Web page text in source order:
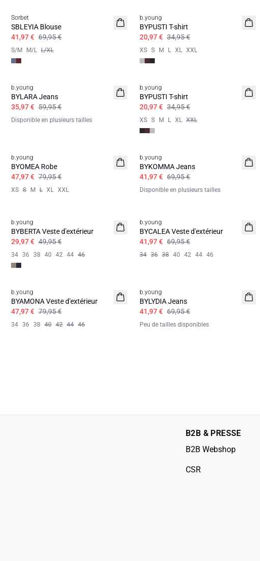
Sorbet
SBLEYIA Blouse
41,97 € 69,95 €
S/M M/L L/XL
b.young
BYPUSTI T-shirt
20,97 € 34,95 €
XS S M L XL XXL
b.young
BYLARA Jeans
35,97 € 59,95 €
Disponible en plusieurs tailles
b.young
BYPUSTI T-shirt
20,97 € 34,95 €
XS S M L XL XXL
b.young
BYOMEA Robe
47,97 € 79,95 €
XS S M L XL XXL
b.young
BYKOMMA Jeans
41,97 € 69,95 €
Disponible en plusieurs tailles
b.young
BYBERTA Veste d'extérieur
29,97 € 49,95 €
34 36 38 40 42 44 46
b.young
BYCALEA Veste d'extérieur
41,97 € 69,95 €
34 36 38 40 42 44 46
b.young
BYAMONA Veste d'extérieur
47,97 € 79,95 €
34 36 38 40 42 44 46
b.young
BYLYDIA Jeans
41,97 € 69,95 €
Peu de tailles disponibles
B2B & PRESSE
B2B Webshop
CSR